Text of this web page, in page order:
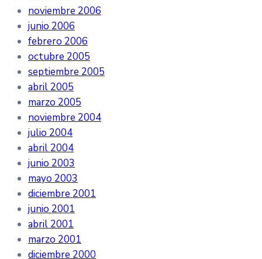
noviembre 2006
junio 2006
febrero 2006
octubre 2005
septiembre 2005
abril 2005
marzo 2005
noviembre 2004
julio 2004
abril 2004
junio 2003
mayo 2003
diciembre 2001
junio 2001
abril 2001
marzo 2001
diciembre 2000